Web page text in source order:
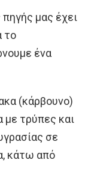
μας έχει
το
ένα
(κάρβουνο)
με τρύπες και
σε
κάτω από